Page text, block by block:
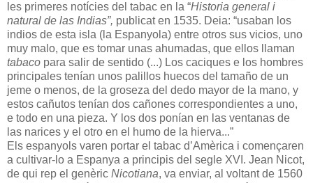
les primeres notícies del tabac en la “Historia general i
natural de las Indias”, publicat en 1535. Deia: “usaban los
indios de esta isla (la Espanyola) entre otros sus vicios, uno
muy malo, que es tomar unas ahumadas, que ellos llaman
tabaco para salir de sentido (...) Los caciques e los hombres
principales tenían unos palillos huecos del tamaño de un
jeme o menos, de la groseza del dedo mayor de la mano, y
estos cañutos tenían dos cañones correspondientes a uno,
e todo en una pieza. Y los dos ponían en las ventanas de
las narices y el otro en el humo de la hierva...”
Els espanyols varen portar el tabac d’Amèrica i començaren
a cultivar-lo a Espanya a principis del segle XVI. Jean Nicot,
de qui rep el genèric Nicotiana, va enviar, al voltant de 1560